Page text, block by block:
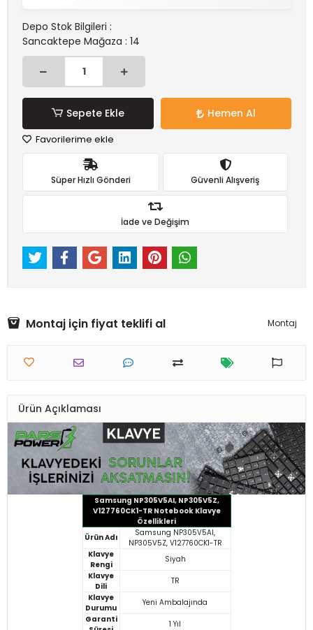
Depo Stok Bilgileri :
Sancaktepe Mağaza : 14
Sepete Ekle Hemen Al
Favorilerime ekle
Süper Hızlı Gönderi Güvenli Alışveriş
İade ve Değişim
Montaj için fiyat teklifi al Montaj
Ürün Açıklaması
Samsung NP305V5AI, NP305V5Z,
V127760CK1-TR Notebook Klavye
Özellikleri
Ürün Adı
Samsung NP305V5AI,
NP305V5Z, V127760CK1-TR
Klavye
Rengi
Siyah
Klavye
Dili
TR
Klavye
Durumu
Yeni Ambalajında
Garanti
1 Yıl